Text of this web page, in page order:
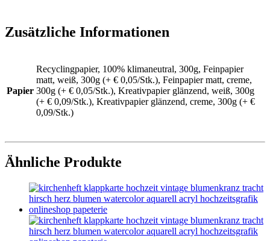
Zusätzliche Informationen
Papier
Recyclingpapier, 100% klimaneutral, 300g, Feinpapier
matt, weiß, 300g (+ € 0,05/Stk.), Feinpapier matt, creme,
300g (+ € 0,05/Stk.), Kreativpapier glänzend, weiß, 300g
(+ € 0,09/Stk.), Kreativpapier glänzend, creme, 300g (+ €
0,09/Stk.)
Ähnliche Produkte